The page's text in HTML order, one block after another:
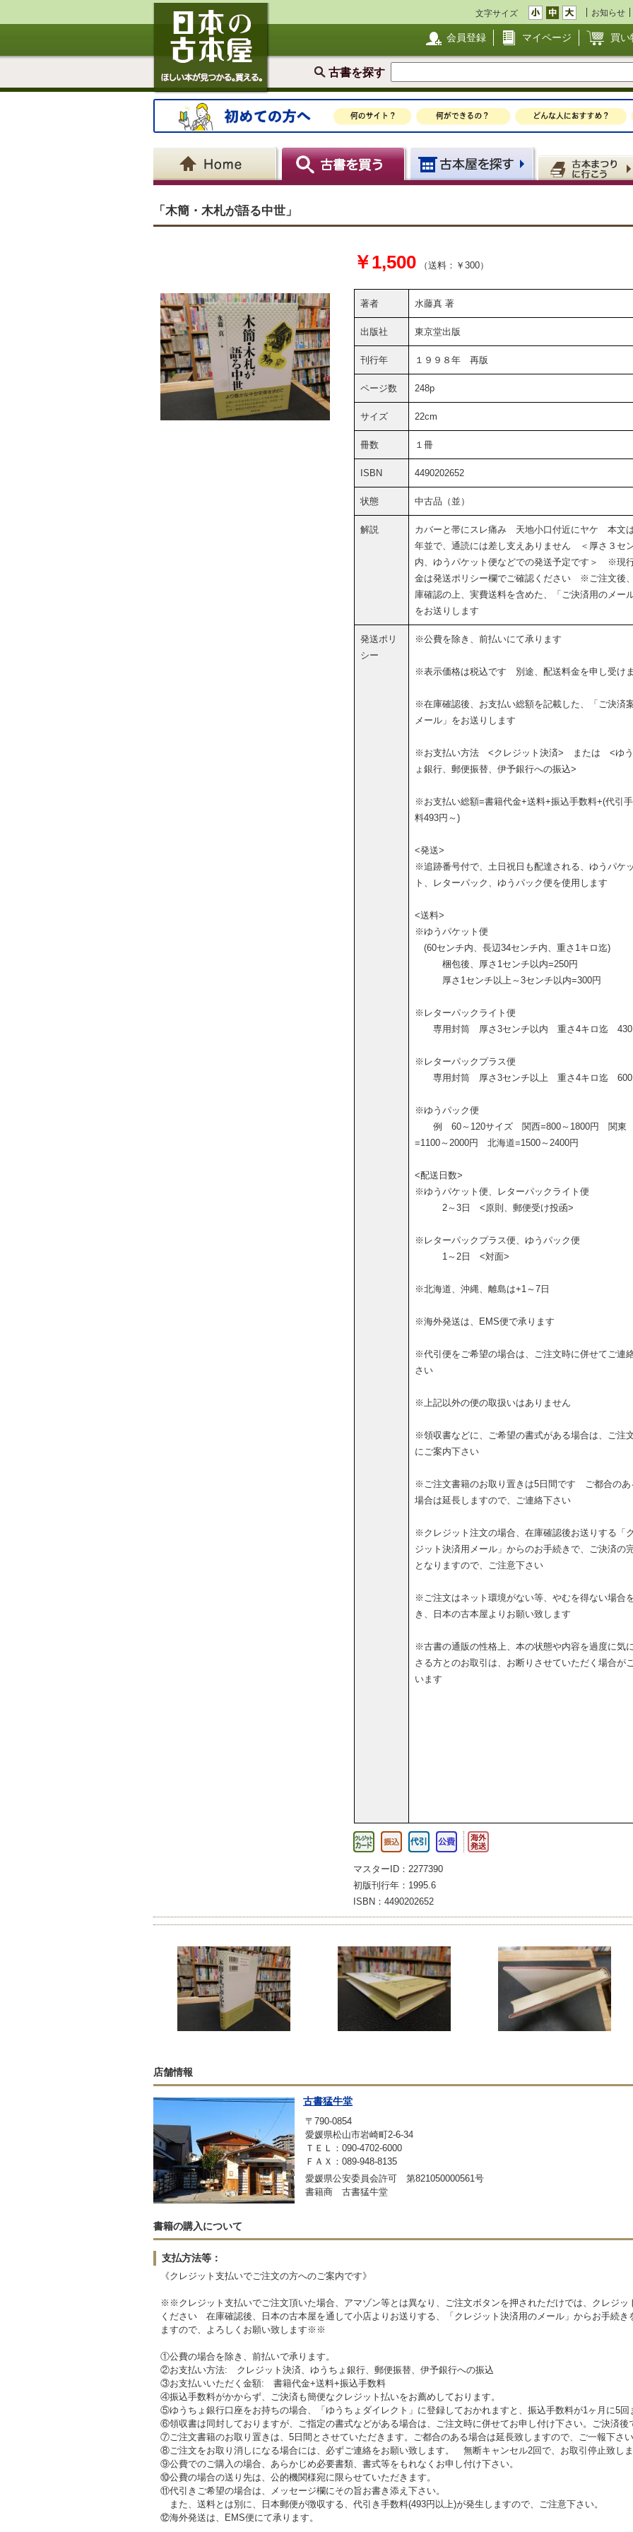
文字サイズ お知らせ
会員登録 マイページ 買い
古書を探す
「木簡・木札が語る中世」
￥1,500 （送料：￥300）
著者 水藤真 著
出版社 東京堂出版
刊行年 １９９８年 再版
ページ数 248p
サイズ 22cm
冊数 １冊
ISBN 4490202652
状態 中古品（並）
解説
カバーと帯にスレ痛み 天地小口付近にヤケ 本文
年並で、通読には差し支えありません ＜厚さ３セ
内、ゆうパケット便などでの発送予定です＞ ※現
金は発送ポリシー欄でご確認ください ※ご注文後
庫確認の上、実費送料を含めた、「ご決済用のメー
をお送りします
発送ポリ
シー
※公費を除き、前払いにて承ります
※表示価格は税込です 別途、配送料金を申し受け
※在庫確認後、お支払い総額を記載した、「ご決済
メール」をお送りします
※お支払い方法 <クレジット決済> または <ゆ
ょ銀行、郵便振替、伊予銀行への振込>
※お支払い総額=書籍代金+送料+振込手数料+(代引
料493円～)
<発送>
※追跡番号付で、土日祝日も配達される、ゆうパケ
ト、レターパック、ゆうパック便を使用します
<送料>
※ゆうパケット便
(60センチ内、長辺34センチ内、重さ1キロ迄)
梱包後、厚さ1センチ以内=250円
厚さ1センチ以上～3センチ以内=300円
※レターパックライト便
専用封筒 厚さ3センチ以内 重さ4キロ迄 430
※レターパックプラス便
専用封筒 厚さ3センチ以上 重さ4キロ迄 600
※ゆうパック便
例 60～120サイズ 関西=800～1800円 関東
=1100～2000円 北海道=1500～2400円
<配送日数>
※ゆうパケット便、レターパックライト便
2～3日 <原則、郵便受け投函>
※レターパックプラス便、ゆうパック便
1～2日 <対面>
※北海道、沖縄、離島は+1～7日
※海外発送は、EMS便で承ります
※代引便をご希望の場合は、ご注文時に併せてご連
さい
※上記以外の便の取扱いはありません
※領収書などに、ご希望の書式がある場合は、ご注
にご案内下さい
※ご注文書籍のお取り置きは5日間です ご都合のあ
場合は延長しますので、ご連絡下さい
※クレジット注文の場合、在庫確認後お送りする「
ジット決済用メール」からのお手続きで、ご決済の
となりますので、ご注意下さい
※ご注文はネット環境がない等、やむを得ない場合
き、日本の古本屋よりお願い致します
※古書の通販の性格上、本の状態や内容を過度に気
さる方とのお取引は、お断りさせていただく場合が
います
マスターID：2277390
初版刊行年：1995.6
ISBN：4490202652
店舗情報
古書猛牛堂
〒790-0854
愛媛県松山市岩崎町2-6-34
ＴＥＬ：090-4702-6000
ＦＡＸ：089-948-8135
愛媛県公安委員会許可 第821050000561号
書籍商 古書猛牛堂
書籍の購入について
支払方法等：
《クレジット支払いでご注文の方へのご案内です》
※※クレジット支払いでご注文頂いた場合、アマゾン等とは異なり、ご注文ボタンを押されただけでは、クレジッ
ください 在庫確認後、日本の古本屋を通して小店よりお送りする、「クレジット決済用のメール」からお手続
ますので、よろしくお願い致します※※
①公費の場合を除き、前払いで承ります。
②お支払い方法: クレジット決済、ゆうちょ銀行、郵便振替、伊予銀行への振込
③お支払いいただく金額: 書籍代金+送料+振込手数料
④振込手数料がかからず、ご決済も簡便なクレジット払いをお薦めしております。
⑤ゆうちょ銀行口座をお持ちの場合、「ゆうちょダイレクト」に登録しておかれますと、振込手数料が1ヶ月に5
⑥領収書は同封しておりますが、ご指定の書式などがある場合は、ご注文時に併せてお申し付け下さい。ご決済
⑦ご注文書籍のお取り置きは、5日間とさせていただきます。ご都合のある場合は延長致しますので、ご一報下さ
⑧ご注文をお取り消しになる場合には、必ずご連絡をお願い致します。 無断キャンセル2回で、お取引停止致し
⑨公費でのご購入の場合、あらかじめ必要書類、書式等をもれなくお申し付け下さい。
⑩公費の場合の送り先は、公的機関様宛に限らせていただきます。
⑪代引きご希望の場合は、メッセージ欄にその旨お書き添え下さい。
また、送料とは別に、日本郵便が徴収する、代引き手数料(493円以上)が発生しますので、ご注意下さい。
⑫海外発送は、EMS便にて承ります。